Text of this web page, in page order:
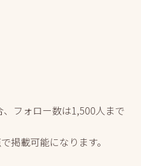
フォロー数は1,500人まで
掲載可能になります。